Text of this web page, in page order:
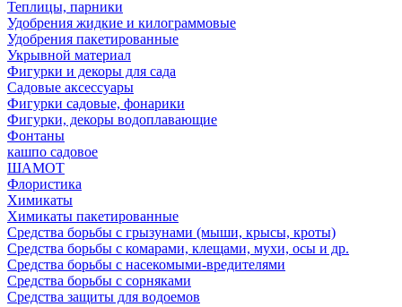
Теплицы, парники
Удобрения жидкие и килограммовые
Удобрения пакетированные
Укрывной материал
Фигурки и декоры для сада
Садовые аксессуары
Фигурки садовые, фонарики
Фигурки, декоры водоплавающие
Фонтаны
кашпо садовое
ШАМОТ
Флористика
Химикаты
Химикаты пакетированные
Средства борьбы с грызунами (мыши, крысы, кроты)
Средства борьбы с комарами, клещами, мухи, осы и др.
Средства борьбы с насекомыми-вредителями
Средства борьбы с сорняками
Средства защиты для водоемов